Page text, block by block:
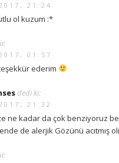
21:24
ol kuzum :*
01:57
ederim
dedi ki:
21:32
ne kadar da çok benziyoruz
de alerjik Gözünü acıtmış